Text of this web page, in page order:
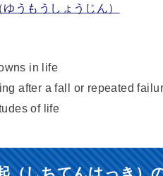
うもうしょうじん）
in life
after a fall or repeated
of life
（しちてんはっき）